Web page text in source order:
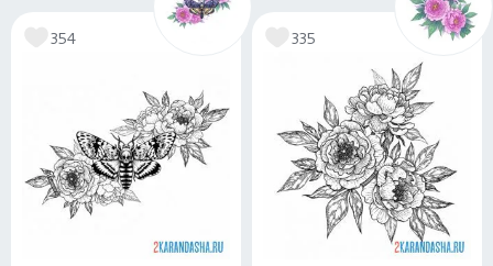
354 335